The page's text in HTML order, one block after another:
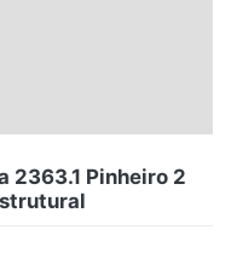
2363.1 Pinheiro 2